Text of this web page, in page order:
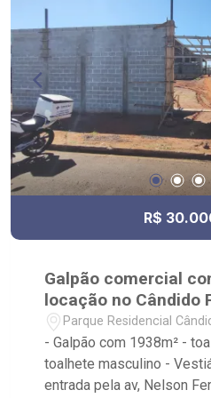
R$
Galpão comercial
locação no Cândido
Parque Residencial
Preto/SP
- Galpão com 1938m² -
toalhete masculino - Vestiário - Galpões com 2
entrada pela av, Nelson